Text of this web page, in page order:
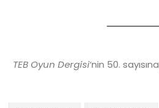
TEB Oyun Dergisi‘nin 50. sayısına